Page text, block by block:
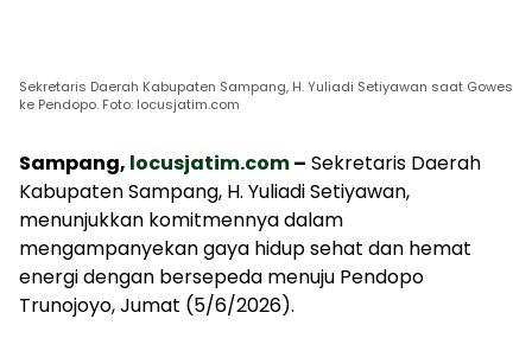
Sekretaris Daerah Kabupaten Sampang, H. Yuliadi Setiyawan saat Gowes
ke Pendopo. Foto: locusjatim.com
Sampang, locusjatim.com– Sekretaris Daerah
Kabupaten Sampang, H. Yuliadi Setiyawan,
menunjukkan komitmennya dalam
mengampanyekan gaya hidup sehat dan hemat
energi dengan bersepeda menuju Pendopo
Trunojoyo, Jumat (5/6/2026).